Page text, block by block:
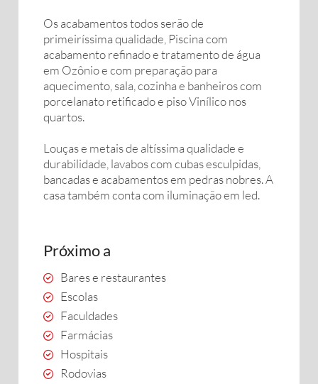
Os acabamentos todos serão de
primeiríssima qualidade, Piscina com
acabamento refinado e tratamento de água
em Ozônio e com preparação para
aquecimento, sala, cozinha e banheiros com
porcelanato retificado e piso Vinílico nos
quartos.
Louças e metais de altíssima qualidade e
durabilidade, lavabos com cubas esculpidas,
bancadas e acabamentos em pedras nobres. A
casa também conta com iluminação em led.
Próximo a
Bares e restaurantes
Escolas
Faculdades
Farmácias
Hospitais
Rodovias